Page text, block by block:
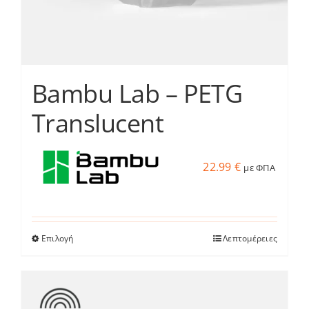
Bambu Lab – PETG
Translucent
22.99 € με ΦΠΑ
ΕπιλογήΑυτό
έχει
Λεπτομέρειες